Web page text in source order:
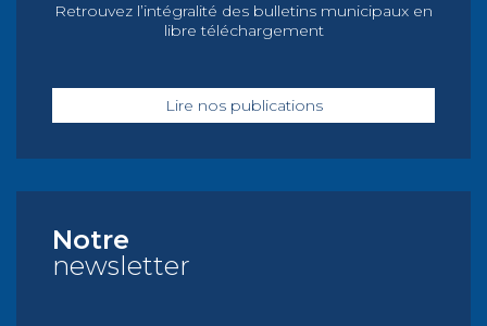
Retrouvez l’intégralité des bulletins municipaux en
libre téléchargement
Lire nos publications
Notre
newsletter